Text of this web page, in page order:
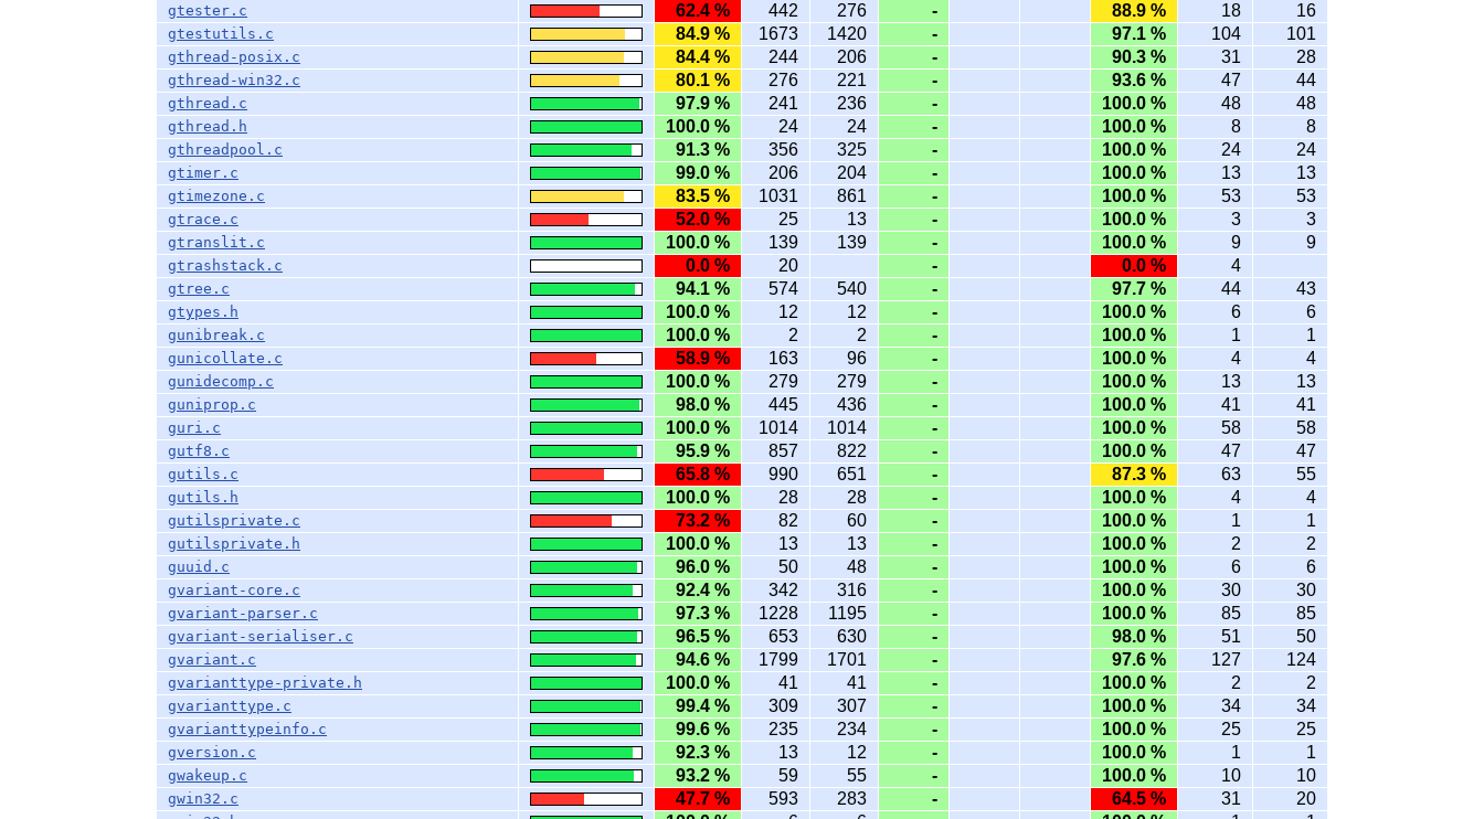
gtester.c 62.4 % 442 276 - 88.9 % 18 16
gtestutils.c 84.9 % 1673 1420 - 97.1 % 104 101
gthread-posix.c 84.4 % 244 206 - 90.3 % 31 28
gthread-win32.c 80.1 % 276 221 - 93.6 % 47 44
gthread.c 97.9 % 241 236 - 100.0 % 48 48
gthread.h 100.0 % 24 24 - 100.0 % 8 8
gthreadpool.c 91.3 % 356 325 - 100.0 % 24 24
gtimer.c 99.0 % 206 204 - 100.0 % 13 13
gtimezone.c 83.5 % 1031 861 - 100.0 % 53 53
gtrace.c 52.0 % 25 13 - 100.0 % 3 3
gtranslit.c 100.0 % 139 139 - 100.0 % 9 9
gtrashstack.c 0.0 % 20 - 0.0 % 4
gtree.c 94.1 % 574 540 - 97.7 % 44 43
gtypes.h 100.0 % 12 12 - 100.0 % 6 6
gunibreak.c 100.0 % 2 2 - 100.0 % 1 1
gunicollate.c 58.9 % 163 96 - 100.0 % 4 4
gunidecomp.c 100.0 % 279 279 - 100.0 % 13 13
guniprop.c 98.0 % 445 436 - 100.0 % 41 41
guri.c 100.0 % 1014 1014 - 100.0 % 58 58
gutf8.c 95.9 % 857 822 - 100.0 % 47 47
gutils.c 65.8 % 990 651 - 87.3 % 63 55
gutils.h 100.0 % 28 28 - 100.0 % 4 4
gutilsprivate.c 73.2 % 82 60 - 100.0 % 1 1
gutilsprivate.h 100.0 % 13 13 - 100.0 % 2 2
guuid.c 96.0 % 50 48 - 100.0 % 6 6
gvariant-core.c 92.4 % 342 316 - 100.0 % 30 30
gvariant-parser.c 97.3 % 1228 1195 - 100.0 % 85 85
gvariant-serialiser.c 96.5 % 653 630 - 98.0 % 51 50
gvariant.c 94.6 % 1799 1701 - 97.6 % 127 124
gvarianttype-private.h 100.0 % 41 41 - 100.0 % 2 2
gvarianttype.c 99.4 % 309 307 - 100.0 % 34 34
gvarianttypeinfo.c 99.6 % 235 234 - 100.0 % 25 25
gversion.c 92.3 % 13 12 - 100.0 % 1 1
gwakeup.c 93.2 % 59 55 - 100.0 % 10 10
gwin32.c 47.7 % 593 283 - 64.5 % 31 20